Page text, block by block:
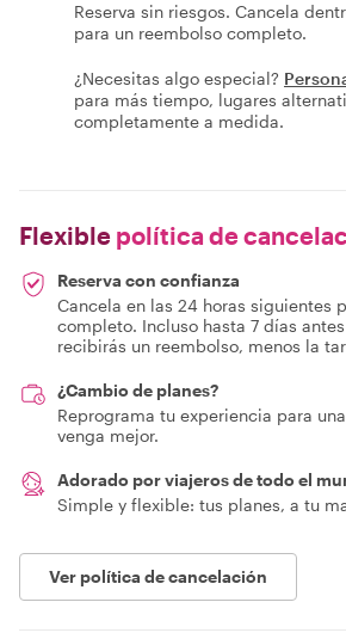
Reserva sin riesgos. Cancela
para un reembolso completo.
¿Necesitas algo especial?
para más tiempo, lugares
completamente a medida.
Flexible política de
Reserva con confianza
Cancela en las 24 horas siguientes
completo. Incluso hasta 7 días
recibirás un reembolso, menos la
¿Cambio de planes?
Reprograma tu experiencia para
venga mejor.
Adorado por viajeros de todo el
Simple y flexible: tus planes, a tu
Ver política de cancelación